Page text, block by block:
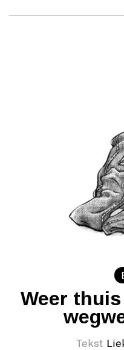
Weer
Tekst